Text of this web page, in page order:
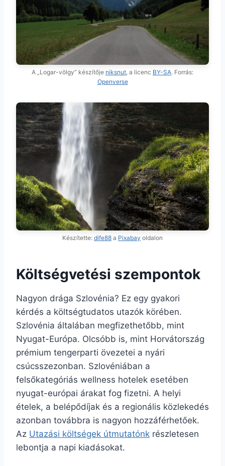
A „Logar-völgy” készítője niksnut , a licenc BY-SA. Forrás:
Openverse
Készítette: dife88 a Pixabay oldalon
Költségvetési szempontok
Nagyon drága Szlovénia? Ez egy gyakori
kérdés a költségtudatos utazók körében.
Szlovénia általában megfizethetőbb, mint
Nyugat-Európa. Olcsóbb is, mint Horvátország
prémium tengerparti övezetei a nyári
csúcsszezonban. Szlovéniában a
felsőkategóriás wellness hotelek esetében
nyugat-európai árakat fog fizetni. A helyi
ételek, a belépődíjak és a regionális közlekedés
azonban továbbra is nagyon hozzáférhetőek.
Az Utazási költségek útmutatónk részletesen
lebontja a napi kiadásokat.